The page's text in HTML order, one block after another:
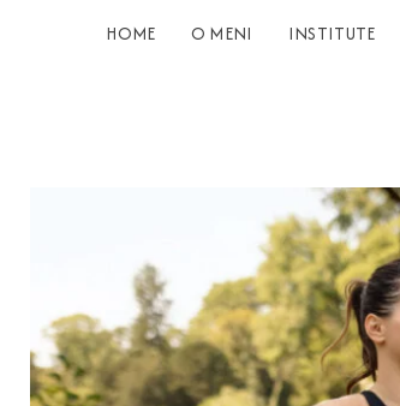
HOME O MENI INSTITUTE